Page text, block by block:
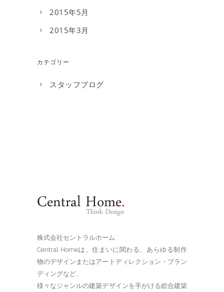
2015年5月
2015年3月
カテゴリー
スタッフブログ
株式会社セントラルホーム
Central Homeは、住まいに関わる、あらゆる制作
物のデザインまたはアートディレクション・ブラン
ディングなど、
様々なジャンルの建築デザインを手がける総合建築